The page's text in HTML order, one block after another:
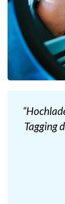
Tagging